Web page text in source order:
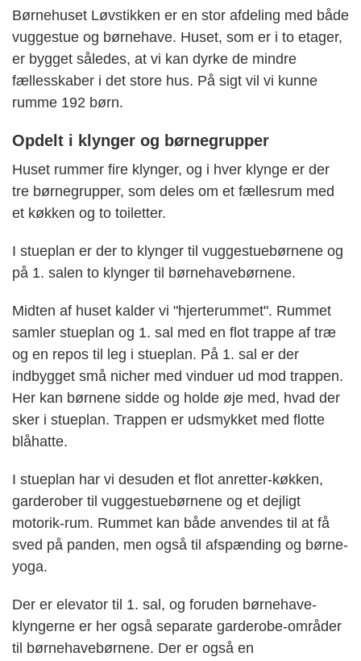
Børnehuset Løvstikken er en stor afdeling med både
vuggestue og børnehave. Huset, som er i to etager,
er bygget således, at vi kan dyrke de mindre
fællesskaber i det store hus. På sigt vil vi kunne
rumme 192 børn.
Opdelt i klynger og børnegrupper
Huset rummer fire klynger, og i hver klynge er der
tre børnegrupper, som deles om et fællesrum med
et køkken og to toiletter.
I stueplan er der to klynger til vuggestuebørnene og
på 1. salen to klynger til børnehavebørnene.
Midten af huset kalder vi "hjerterummet". Rummet
samler stueplan og 1. sal med en flot trappe af træ
og en repos til leg i stueplan. På 1. sal er der
indbygget små nicher med vinduer ud mod trappen.
Her kan børnene sidde og holde øje med, hvad der
sker i stueplan. Trappen er udsmykket med flotte
blåhatte.
I stueplan har vi desuden et flot anretter-køkken,
garderober til vuggestuebørnene og et dejligt
motorik-rum. Rummet kan både anvendes til at få
sved på panden, men også til afspænding og børne-
yoga.
Der er elevator til 1. sal, og foruden børnehave-
klyngerne er her også separate garderobe-områder
til børnehavebørnene. Der er også en